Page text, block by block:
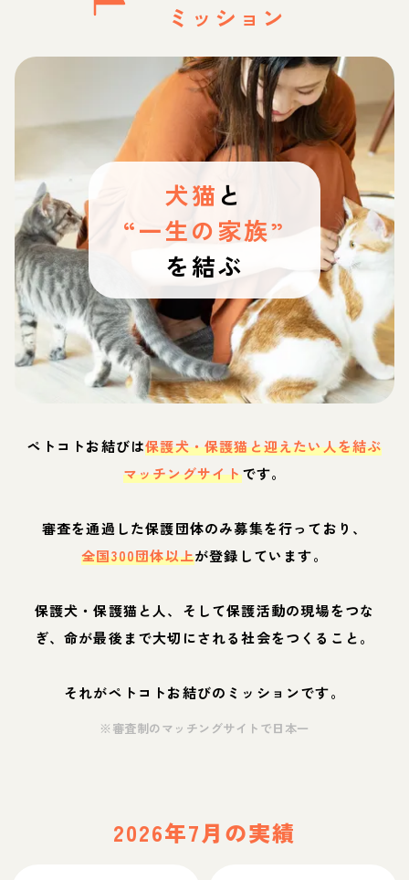
ミッション
犬猫 と
“一生の家族”
を結ぶ
ペトコトお結びは保護犬・保護猫と迎えたい人を結ぶ
マッチングサイトです。
審査を通過した保護団体のみ募集を行っており、
全国300団体以上が登録しています。
保護犬・保護猫と人、そして保護活動の現場をつな
ぎ、命が最後まで大切にされる社会をつくること。
それがペトコトお結びのミッションです。
※審査制のマッチングサイトで日本一
2026年7月の実績